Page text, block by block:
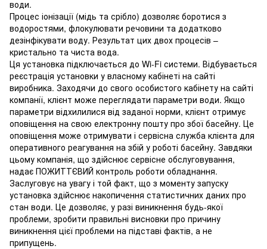
води.
Процес іонізації (мідь та срібло) дозволяє боротися з
водоростями, флокулювати речовини та додатково
дезінфікувати воду. Результат цих двох процесів –
кристально та чиста вода.
Ця установка підключається до Wi-Fi системи. Відбувається
реєстрація установки у власному кабінеті на сайті
виробника. Заходячи до свого особистого кабінету на сайті
компанії, клієнт може переглядати параметри води. Якщо
параметри відхилилися від заданої норми, клієнт отримує
оповіщення на свою електронну пошту про збої басейну. Це
оповіщення може отримувати і сервісна служба клієнта для
оперативного реагування на збій у роботі басейну. Завдяки
цьому компанія, що здійснює сервісне обслуговування,
надає ПОЖИТТЄВИЙ контроль роботи обладнання.
Заслуговує на увагу і той факт, що з моменту запуску
установка здійснює накопичення статистичних даних про
стан води. Це дозволяє, у разі виникнення будь-якої
проблеми, зробити правильні висновки про причину
виникнення цієї проблеми на підставі фактів, а не
припущень.